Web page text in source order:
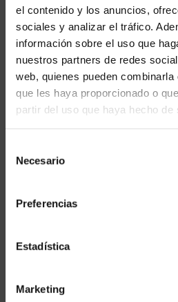
el contenido y los anuncios,
sociales y analizar el tráfico.
información sobre el uso que
nuestros partners de redes
web, quienes pueden
que les haya proporcionado o
partir del uso que haya hecho de
Necesario
Preferencias
Estadística
Marketing
Pero ¿en qué
exactamente KMS 3?
KMS 3 es un
de la Sociedad
Senegal para el
KMS 2, esta tercera
para el año 2035,
que atraviesa el